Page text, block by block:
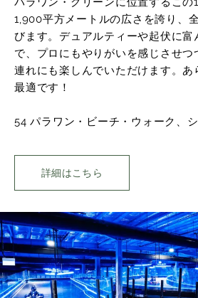
1,900平方メートルの広さを誇り、
びます。デュアルティーや起伏に富
で、プロにもやりがいを感じさせ
連れにも楽しんでいただけます。あ
最適です！
54 パラワン・ビーチ・ウォーク、
詳細はこちら